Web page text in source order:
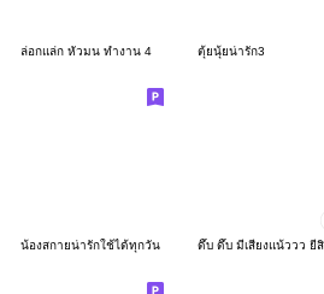
ล่อกแล่ก หัวมน ทำงาน 4 ตุ้ยนุ้ยน่ารัก3
น้องสกายน่ารักใช้ได้ทุกวัน